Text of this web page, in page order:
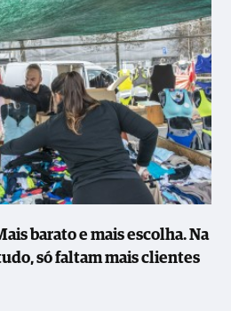
barato e mais escolha. Na
só faltam mais clientes